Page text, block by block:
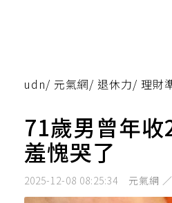
udn/ 元氣網/ 退休力/ 理財
71歲男曾年
羞愧哭了
2025-12-08 08:25:34 元氣網